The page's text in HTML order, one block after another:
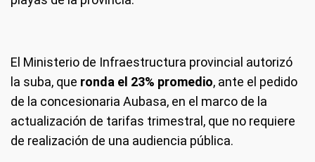
El Ministerio de Infraestructura provincial autorizó
la suba, que ronda el 23% promedio, ante el pedido
de la concesionaria Aubasa, en el marco de la
actualización de tarifas trimestral, que no requiere
de realización de una audiencia pública.